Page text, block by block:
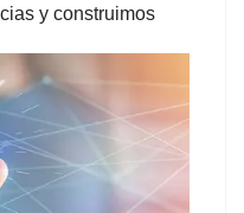
y construimos